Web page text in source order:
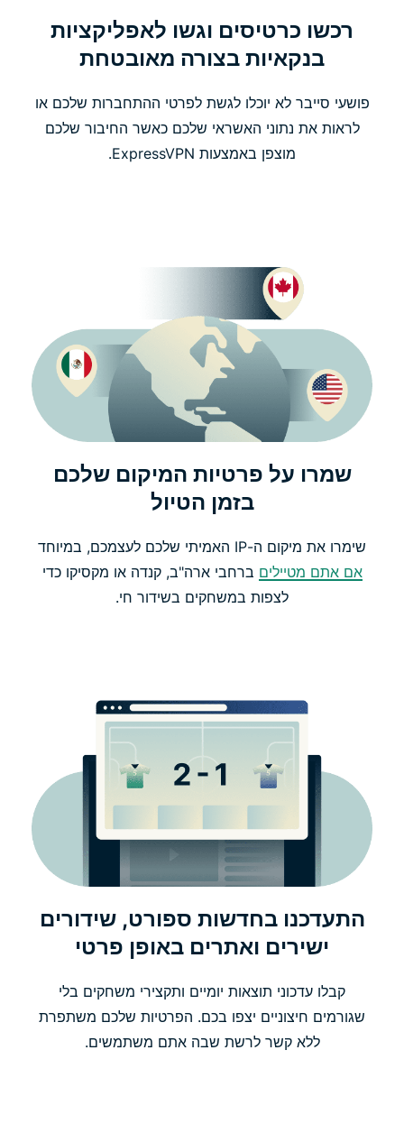
רכשו כרטיסים וגשו לאפליקציות
בנקאיות בצורה מאובטחת
פושעי סייבר לא יוכלו לגשת לפרטי ההתחברות שלכם או
לראות את נתוני האשראי שלכם כאשר החיבור שלכם
מוצפן באמצעות ExpressVPN.
שמרו על פרטיות המיקום שלכם
בזמן הטיול
שימרו את מיקום ה-IP האמיתי שלכם לעצמכם, במיוחד
אם אתם מטיילים ברחבי ארה"ב, קנדה או מקסיקו כדי
לצפות במשחקים בשידור חי.
התעדכנו בחדשות ספורט, שידורים
ישירים ואתרים באופן פרטי
קבלו עדכוני תוצאות יומיים ותקצירי משחקים בלי
שגורמים חיצוניים יצפו בכם. הפרטיות שלכם משתפרת
ללא קשר לרשת שבה אתם משתמשים.